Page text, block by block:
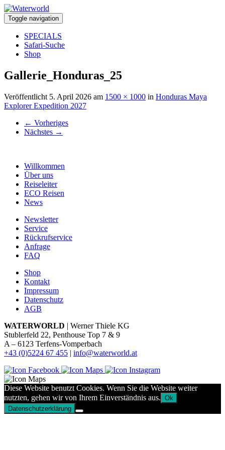
Toggle navigation
SPECIALS
Safari-Suche
Shop
Gallerie_Honduras_25
Veröffentlicht 5. April 2026 am 1500 × 1000 in Honduras Maya
Explorer Expedition 2027
← Vorheriges
Nächstes →
Willkommen
Über uns
Reiseleiter
ECO Reisen
News
Newsletter
Service
Rückrufservice
Anfrage
FAQ
Shop
Kontakt
Impressum
Datenschutz
AGB
WATERWORLD | Werner Thiele KG
Stublerfeld 22, Penthouse Top 7 & 9
A – 6123 Terfens-Vomperbach
+43 (0)5224 67 455 | info@waterworld.at
Diese Website benutzt Cookies. Wenn Sie die Website weiter
nutzten, gehen wir von Ihrem Einverständnis aus. Ok
Datenschutzerklärung